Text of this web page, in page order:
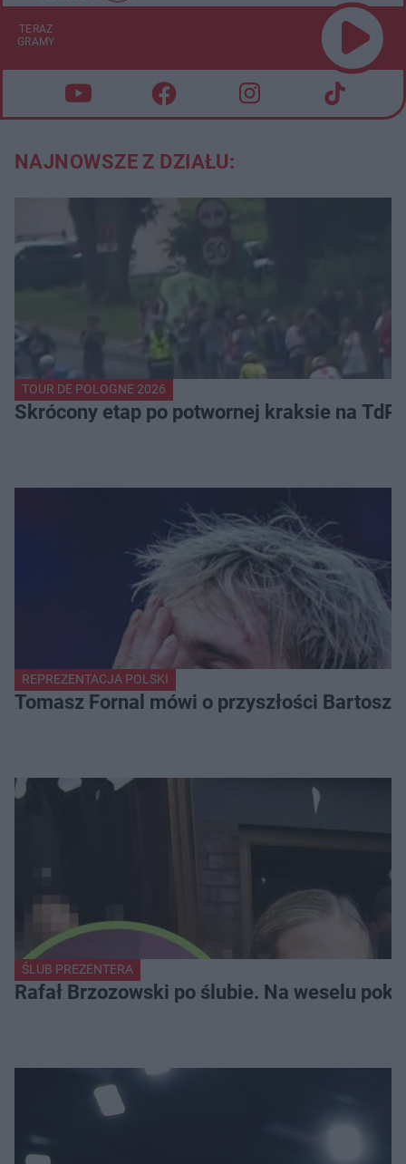
TERAZ
GRAMY
NAJNOWSZE Z DZIAŁU:
TOUR DE POLOGNE 2026
Skrócony etap po potwornej kraksie na
REPREZENTACJA POLSKI
Tomasz Fornal mówi o przyszłości
ŚLUB PREZENTERA
Rafał Brzozowski po ślubie. Na weselu